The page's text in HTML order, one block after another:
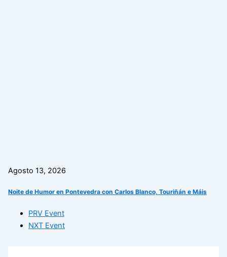
Agosto 13, 2026
Noite de Humor en Pontevedra con Carlos Blanco, Touriñán e Máis
PRV Event
NXT Event